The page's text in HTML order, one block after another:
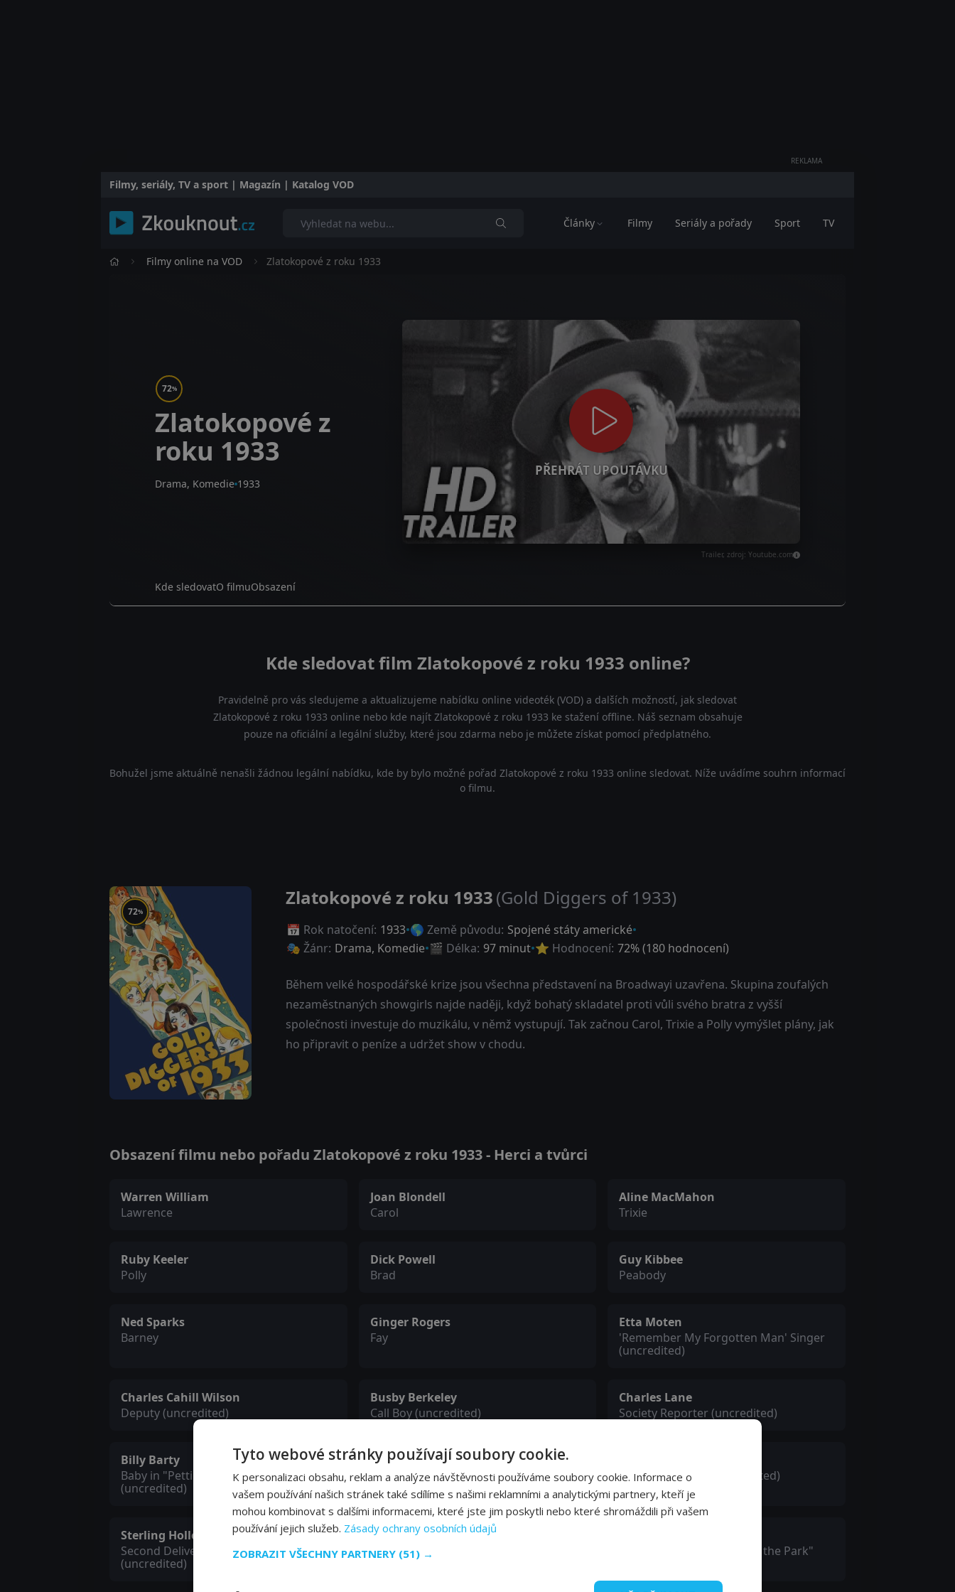
REKLAMA
Filmy, seriály, TV a sport | Magazín | Katalog VOD
Články Filmy Seriály a pořady Sport TV
Filmy online na VOD Zlatokopové z roku 1933
PŘEHRÁT UPOUTÁVKU
Trailer, zdroj: Youtube.com
72%
Zlatokopové z
roku 1933
Drama, Komedie 1933
Kde sledovatO filmuObsazení
Kde sledovat film Zlatokopové z roku 1933 online?
Pravidelně pro vás sledujeme a aktualizujeme nabídku online videoték (VOD) a dalších možností, jak sledovat
Zlatokopové z roku 1933 online nebo kde najít Zlatokopové z roku 1933 ke stažení offline. Náš seznam obsahuje
pouze na oficiální a legální služby, které jsou zdarma nebo je můžete získat pomocí předplatného.
Bohužel jsme aktuálně nenašli žádnou legální nabídku, kde by bylo možné pořad Zlatokopové z roku 1933 online sledovat. Níže uvádíme souhrn informací
o filmu.
72%
Zlatokopové z roku 1933(Gold Diggers of 1933)
📅 Rok natočení: 1933 🌎 Země původu: Spojené státy americké
🎭 Žánr: Drama, Komedie 🎬 Délka: 97 minut ⭐ Hodnocení: 72% (180 hodnocení)
Během velké hospodářské krize jsou všechna představení na Broadwayi uzavřena. Skupina zoufalých
nezaměstnaných showgirls najde naději, když bohatý skladatel proti vůli svého bratra z vyšší
společnosti investuje do muzikálu, v němž vystupují. Tak začnou Carol, Trixie a Polly vymýšlet plány, jak
ho připravit o peníze a udržet show v chodu.
Obsazení filmu nebo pořadu Zlatokopové z roku 1933 - Herci a tvůrci
Warren William
Lawrence
Joan Blondell
Carol
Aline MacMahon
Trixie
Ruby Keeler
Polly
Dick Powell
Brad
Guy Kibbee
Peabody
Ned Sparks
Barney
Ginger Rogers
Fay
Etta Moten
'Remember My Forgotten Man' Singer
(uncredited)
Charles Cahill Wilson
Deputy (uncredited)
Busby Berkeley
Call Boy (uncredited)
Charles Lane
Society Reporter (uncredited)
Billy Barty
Baby in "Pettin' in the Park" Number
(uncredited)
Tammany Young
Gigolo Eddie (uncredited)
First Delivery Boy (uncredited)
Sterling Holloway
Second Delivery Boy with Hat
(uncredited)
Ferdinand Gottschalk
Complaining Club Member (uncredited)
Black Woman in "Pettin' in the Park"
Tyto webové stránky používají soubory cookie.
K personalizaci obsahu, reklam a analýze návštěvnosti používáme soubory cookie. Informace o
vašem používání našich stránek také sdílíme s našimi reklamními a analytickými partnery, kteří je
mohou kombinovat s dalšími informacemi, které jste jim poskytli nebo které shromáždili při vašem
používání jejich služeb. Zásady ochrany osobních údajů
ZOBRAZIT VŠECHNY PARTNERY (51) →